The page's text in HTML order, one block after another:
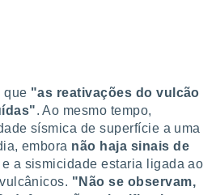
que "as reativações do vulcão
. Ao mesmo tempo,
sísmica de superfície a uma
embora não haja sinais de
e a sismicidade estaria ligada ao
"Não se observam,